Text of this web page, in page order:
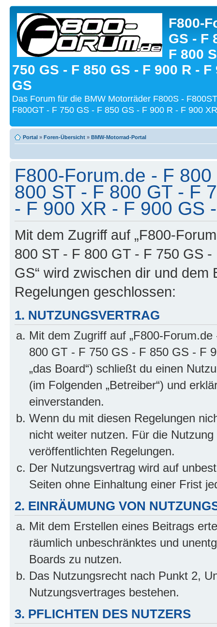
F800-
GS - F
F 800
750 GS - F 850 GS - F 900 R - F
GS
Das Forum für die BMW Motorräder F800S -
F800GT - F 750 GS - F 850 GS - F 900 R - F 900
Portal » Foren-Übersicht » BMW-Motorrad-Portal
F800-Forum.de - F
800 ST - F 800 GT - F
- F 900 XR - F 900 GS
Mit dem Zugriff auf „F800-
800 ST - F 800 GT - F 750 GS
GS“ wird zwischen dir und
Regelungen geschlossen:
1. NUTZUNGSVERTRAG
Mit dem Zugriff auf „F800-
800 GT - F 750 GS - F 850 GS - F
„das Board“) schließt du einen
(im Folgenden „Betreiber“) und
einverstanden.
Wenn du mit diesen Regelungen
nicht weiter nutzen. Für die
veröffentlichten Regelungen.
Der Nutzungsvertrag wird auf
Seiten ohne Einhaltung einer Frist
2. EINRÄUMUNG VON
Mit dem Erstellen eines Beitrags
räumlich unbeschränktes und
Boards zu nutzen.
Das Nutzungsrecht nach Punkt 2,
Nutzungsvertrages bestehen.
3. PFLICHTEN DES NUTZERS